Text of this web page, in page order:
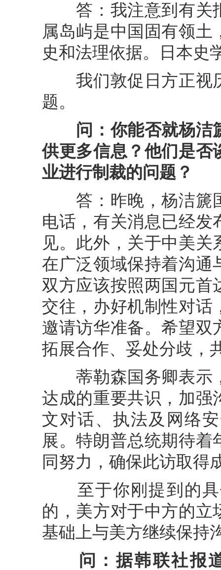
答：我注意到有关
属岛屿是中国固有领
史和法理依据。日本史
我们敦促日方正视
题。
问：你能否就杨洁
供更多信息？他们是否
业进行制裁的问题？
答：昨晚，杨洁篪
电话，有关消息已经发
见。此外，关于中美
在广泛领域保持着沟通
双方应该按照两国元首
交往，办好机制性对话
邀请访华准备。希望双
拓展合作、妥处分歧，
蒂勒森国务卿表示
达成的重要共识，加强
文对话、执法及网络
展。特朗普总统期待
同努力，确保此访取得
至于你刚提到的具
的，美方对于中方的立
基础上与美方继续保持
问：据韩联社报